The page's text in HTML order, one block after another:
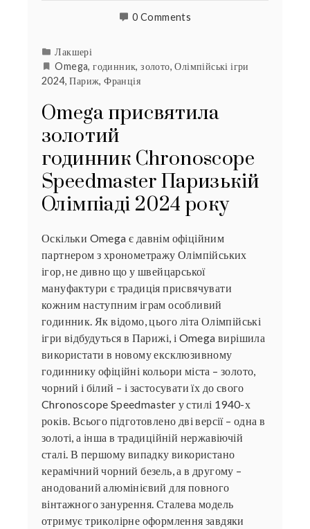
0 Comments
Лакшері
Omega,годинник,золото,Олімпійські ігри
2024,Париж,Франція
Omega присвятила
золотий
годинник Chronoscope
Speedmaster Паризькій
Олімпіаді 2024 року
Оскільки Omega є давнім офіційним
партнером з хронометражу Олімпійських
ігор, не дивно що у швейцарської
мануфактури є традиція присвячувати
кожним наступним іграм особливий
годинник. Як відомо, цього літа Олімпійські
ігри відбудуться в Парижі, і Omega вирішила
використати в новому ексклюзивному
годиннику офіційні кольори міста – золото,
чорний і білий – і застосувати їх до свого
Chronoscope Speedmaster у стилі 1940-х
років. Всього підготовлено дві версії – одна в
золоті, а інша в традиційній нержавіючій
сталі. В першому випадку використано
керамічний чорний безель, а в другому –
анодований алюмінієвий для повного
вінтажного занурення. Сталева модель
отримує триколірне оформлення завдяки